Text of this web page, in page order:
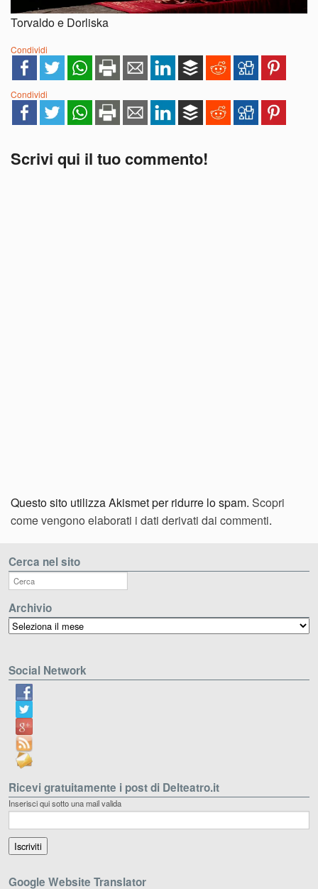
Torvaldo e Dorliska
Condividi
Condividi
Scrivi qui il tuo commento!
Questo sito utilizza Akismet per ridurre lo spam. Scopri
come vengono elaborati i dati derivati dai commenti.
Cerca nel sito
Archivio
Archivio
Social Network
Ricevi gratuitamente i post di Delteatro.it
Inserisci qui sotto una mail valida
Google Website Translator